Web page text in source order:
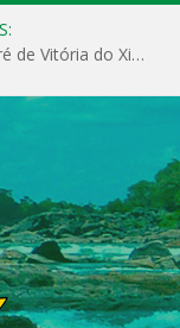
4º Torneio de Pesca Esportiva do Tucunaré de Vitória do Xingu